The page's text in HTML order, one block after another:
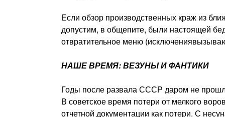
Если обзор производствен­ных краж из
допустим, в общепите, были настоящей
отвра­тительное меню
НАШЕ ВРЕМЯ: ВЕЗУНЫ И ФАНТИКИ
Годы после развала СССР даром не
В совет­ское время потери от мелкого
отчетной докумен­тации как потери. С